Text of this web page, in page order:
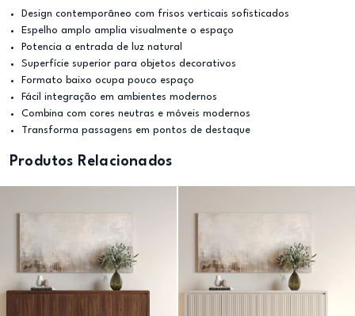
Design contemporâneo com frisos verticais sofisticados
Espelho amplo amplia visualmente o espaço
Potencia a entrada de luz natural
Superfície superior para objetos decorativos
Formato baixo ocupa pouco espaço
Fácil integração em ambientes modernos
Combina com cores neutras e móveis modernos
Transforma passagens em pontos de destaque
Produtos Relacionados